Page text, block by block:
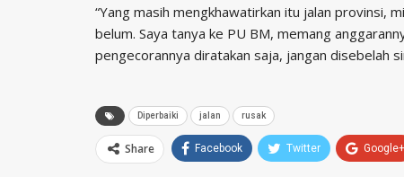
“Yang masih mengkhawatirkan itu jalan provinsi,
belum. Saya tanya ke PU BM, memang
pengecorannya diratakan saja, jangan disebelah
Diperbaiki jalan rusak
Share Facebook Twitter Google+